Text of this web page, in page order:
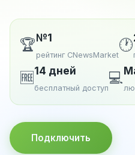
🏆№1
рейтинг CNewsMarket
🕐
🆓14 дней
бесплатный доступ
💻
Подключить